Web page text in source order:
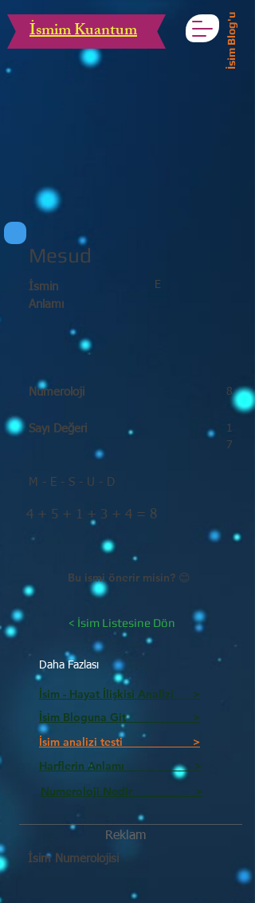
İsmim Kuantum İsim Blog'u
Mesud
E
İsmin
Anlamı
Numeroloji
Sayı Değeri
8
1
7
M - E - S - U - D
4 + 5 + 1 + 3 + 4 = 8
Bu ismi önerir misin? 😊
< İsim Listesine Dön
Daha Fazlası
İsim - Hayat İlişkisi Analizi >
İsim Bloguna Git >
İsim analizi testi >
Harflerin Anlamı >
Numeroloji Nedir_________ >
Reklam
İsim Numerolojisi